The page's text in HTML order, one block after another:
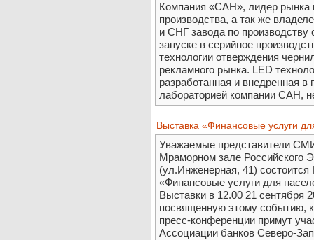
Компания «САН», лидер рынка
производства, а так же
и СНГ завода по
запуске в серийное
технологии отверждения
рекламного рынка. LED
разработанная и внедренная в
лабораторией компании САН,
Выставка «Финансовые услуги
Уважаемые представители
Мраморном зале Российского
(ул.Инженерная, 41)
«Финансовые услуги для
Выставки в 12.00 21 сентября
посвященную этому событию,
пресс-конференции примут
Ассоциации банков Северо-